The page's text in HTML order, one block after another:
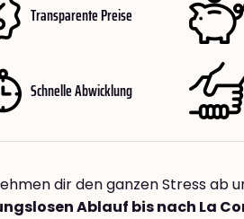
Transparente Preise
Schnelle Abwicklung
dir den ganzen Stress ab
Ablauf bis nach La